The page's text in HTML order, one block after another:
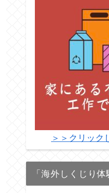
＞＞クリック
「海外しくじり